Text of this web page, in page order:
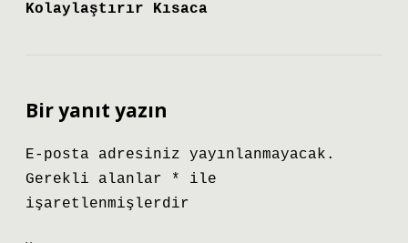
Kolaylaştırır Kısaca
Bir yanıt yazın
E-posta adresiniz yayınlanmayacak.
Gerekli alanlar
*
ile
işaretlenmişlerdir